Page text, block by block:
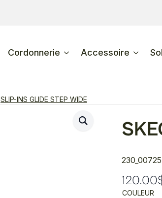
Cordonnerie Accessoire
SLIP-INS GLIDE STEP WIDE
230_00725 |
120.00
COULEUR